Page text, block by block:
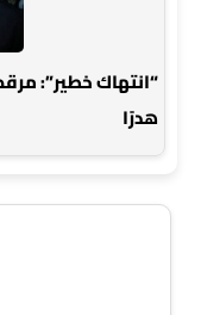
“انتهاك خطير”:
هدرًا